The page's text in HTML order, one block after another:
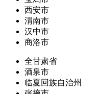
西安市
渭南市
汉中市
商洛市
全甘肃省
酒泉市
临夏回族自治州